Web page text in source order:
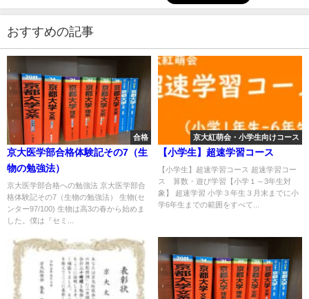
おすすめの記事
合格
京大医学部合格体験記その7（生
物の勉強法）
京大医学部合格への勉強法 京大医学部合
格体験記その7（生物の勉強法） 生物(セ
ンター97/100) 生物は高3の春から始めま
した。僕は『セミ...
京大紅萌会・小学生向けコース
【小学生】超速学習コース
【小学生】超速学習コース 超速学習コー
ス 算数・遊び学習【小学１～3年生対
象】 超速学習 小学３年生３月末までに小
学6年生までの範囲をすべて...